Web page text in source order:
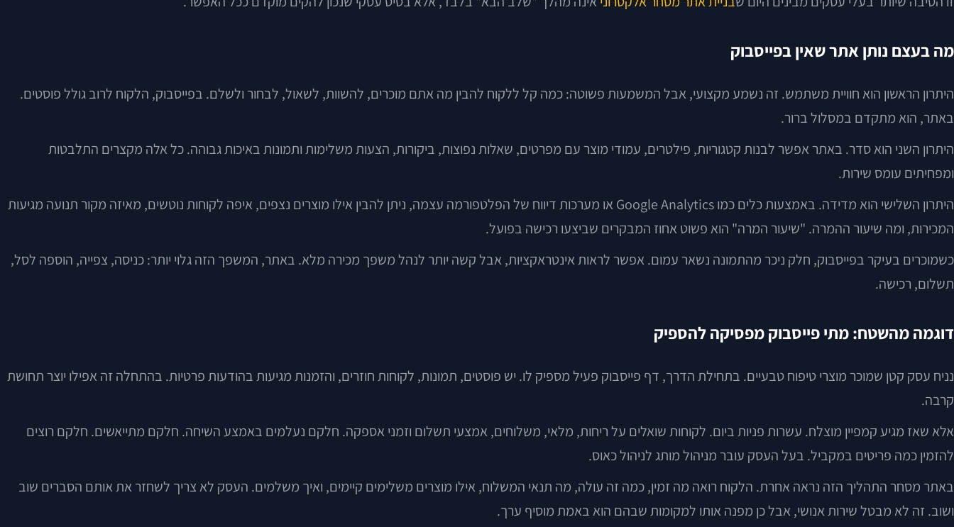
מה בעצם נותן אתר שאין בפייסבוק
היתרון הראשון הוא חוויית משתמש. זה נשמע מקצועי, אבל המשמעות פשוטה: כמה קל ללקוח להבין מה אתם מוכרים, להשוות, לשאול, לבחור ולשלם. בפייסבוק, הלקוח לרוב גולל פוסטים.
באתר, הוא מתקדם במסלול ברור.
היתרון השני הוא סדר. באתר אפשר לבנות קטגוריות, פילטרים, עמודי מוצר עם מפרטים, שאלות נפוצות, ביקורות, הצעות משלימות ותמונות באיכות גבוהה. כל אלה מקצרים התלבטות
ומפחיתים עומס שירות.
היתרון השלישי הוא מדידה. באמצעות כלים כמו Google Analytics או מערכות דיווח של הפלטפורמה עצמה, ניתן להבין אילו מוצרים נצפים, איפה לקוחות נוטשים, מאיזה מקור תנועה מגיעות
המכירות, ומה שיעור ההמרה. "שיעור המרה" הוא פשוט אחוז המבקרים שביצעו רכישה בפועל.
כשמוכרים בעיקר בפייסבוק, חלק ניכר מהתמונה נשאר עמום. אפשר לראות אינטראקציות, אבל קשה יותר לנהל משפך מכירה מלא. באתר, המשפך הזה גלוי יותר: כניסה, צפייה, הוספה לסל,
תשלום, רכישה.
דוגמה מהשטח: מתי פייסבוק מפסיקה להספיק
נניח עסק קטן שמוכר מוצרי טיפוח טבעיים. בתחילת הדרך, דף פייסבוק פעיל מספיק לו. יש פוסטים, תמונות, לקוחות חוזרים, והזמנות מגיעות בהודעות פרטיות. בהתחלה זה אפילו יוצר תחושת
קרבה.
אלא שאז מגיע קמפיין מוצלח. עשרות פניות ביום. לקוחות שואלים על ריחות, מלאי, משלוחים, אמצעי תשלום וזמני אספקה. חלקם נעלמים באמצע השיחה. חלקם מתייאשים. חלקם רוצים
להזמין כמה פריטים במקביל. בעל העסק עובר מניהול מותג לניהול כאוס.
באתר מסחר התהליך הזה נראה אחרת. הלקוח רואה מה זמין, כמה זה עולה, מה תנאי המשלוח, אילו מוצרים משלימים קיימים, ואיך משלמים. העסק לא צריך לשחזר את אותם הסברים שוב
ושוב. זה לא מבטל שירות אנושי, אבל כן מפנה אותו למקומות שבהם הוא באמת מוסיף ערך.